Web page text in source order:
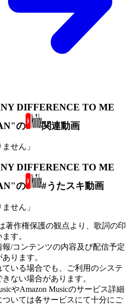
DIFFERENCE TO ME
の
関連動画
せん」
DIFFERENCE TO ME
の
#うたスキ動画
せん」
著作権保護の観点より、歌詞の印
す。
/コンテンツの内容及び配信予定
ります。
いる場合でも、ご利用のシステ
ない場合があります。
やAmazon Musicのサービス詳細
いては各サービスにて十分にご